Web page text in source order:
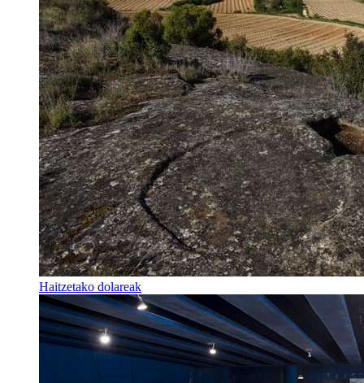
Haitzetako dolareak